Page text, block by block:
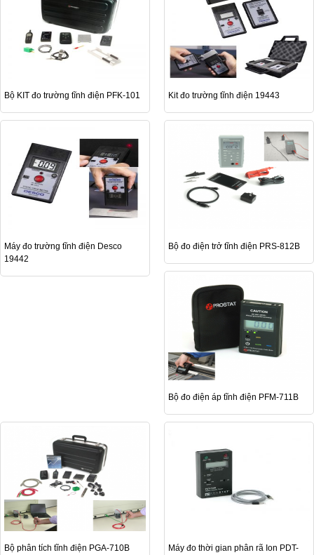
Bộ KIT đo trường tĩnh điện PFK-101 Kit đo trường tĩnh điện 19443
Máy đo trường tĩnh điện Desco
19442
Bộ đo điện trở tĩnh điện PRS-812B
Bộ đo điện áp tĩnh điện PFM-711B
Bộ phân tích tĩnh điện PGA-710B
Máy đo thời gian phân rã Ion PDT-